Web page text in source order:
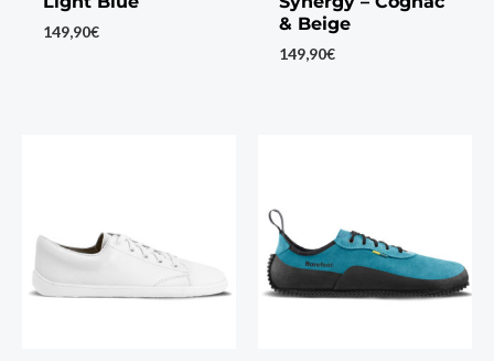
149,90€
& Beige
149,90€